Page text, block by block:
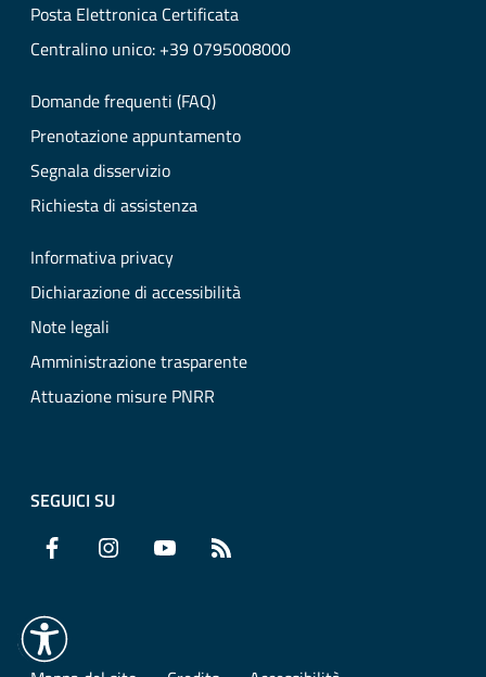
Posta Elettronica Certificata
Centralino unico: +39 0795008000
Domande frequenti (FAQ)
Prenotazione appuntamento
Segnala disservizio
Richiesta di assistenza
Informativa privacy
Dichiarazione di accessibilità
Note legali
Amministrazione trasparente
Attuazione misure PNRR
SEGUICI SU
Facebook Instagram YouTube